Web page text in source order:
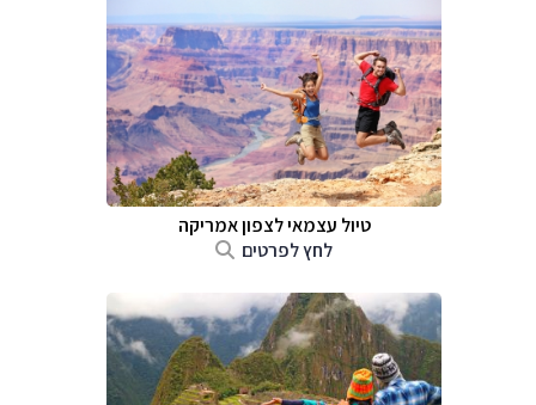
טיול עצמאי לצפון אמריקה
לחץ לפרטים